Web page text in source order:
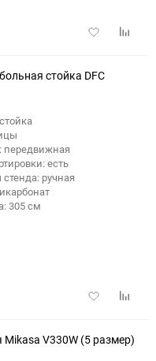
Добавить
стойка DFC
передвижная
есть
ручная
305 см
Добавить
V330W (5 размер)